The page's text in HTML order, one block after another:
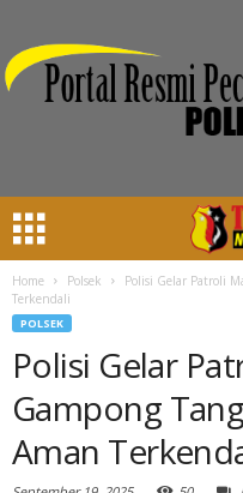
Home Polsek
Polisi Gelar Patroli
Terkendali
POLSEK
Polisi Gelar
Gampong
Aman